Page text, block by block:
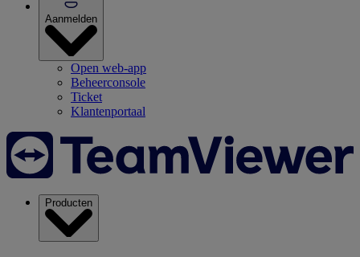
Aanmelden
Open web-app
Beheerconsole
Ticket
Klantenportaal
Producten